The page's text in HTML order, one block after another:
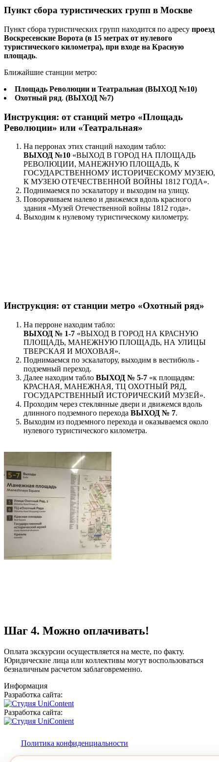
Пункт сбора туристических групп в Москве
Пункт сбора туристических групп находится по адресу проезд
Воскресенские Ворота (в 15 метрах от нулевого
туристического километра), при входе на Красную
площадь.
Ближайшие станции метро:
Площадь Революции и Театральная (ВЫХОД №10)
Охотный ряд. (ВЫХОД №7)
Инструкция: от станций метро «Площадь
Революции» или «Театральная»
На перронах этих станций находим табло:
ВЫХОД №10 «ВЫХОД В ГОРОД НА ПЛОЩАДЬ
РЕВОЛЮЦИИ, МАНЕЖНУЮ ПЛОЩАДЬ, К
ГОСУДАРСТВЕННОМУ ИСТОРИЧЕСКОМУ МУЗЕЮ,
К МУЗЕЮ ОТЕЧЕСТВЕННОЙ ВОЙНЫ 1812 ГОДА».
Поднимаемся по эскалатору и выходим на улицу.
Поворачиваем налево и движемся вдоль красного
здания «Музей Отечественной войны 1812 года».
Выходим к нулевому туристическому километру.
Инструкция: от станции метро «Охотный ряд»
На перроне находим табло:
ВЫХОД № 1-7 «ВЫХОД В ГОРОД НА КРАСНУЮ
ПЛОЩАДЬ, МАНЕЖНУЮ ПЛОЩАДЬ, НА УЛИЦЫ
ТВЕРСКАЯ И МОХОВАЯ».
Поднимаемся по эскалатору, выходим в вестибюль -
подземный переход.
Далее находим табло ВЫХОД № 5-7 «к площадям:
КРАСНАЯ, МАНЕЖНАЯ, ТЦ ОХОТНЫЙ РЯД,
ГОСУДАРСТВЕННЫЙ ИСТОРИЧЕСКИЙ МУЗЕЙ».
Проходим через стеклянные двери и движемся вдоль
длинного подземного перехода ВЫХОД № 7.
Выходим из подземного перехода и оказываемся около
нулевого туристического километра.
Шаг 4. Можно оплачивать!
Оплата экскурсии осуществляется на месте, по факту.
Юридические лица или коллективы могут воспользоваться
безналичным расчетом заблаговременно.
Информация
Разработка сайта:
Разработка сайта:
Политика конфиденциальности